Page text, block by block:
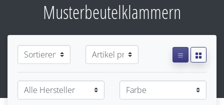
Musterbeutelklammern